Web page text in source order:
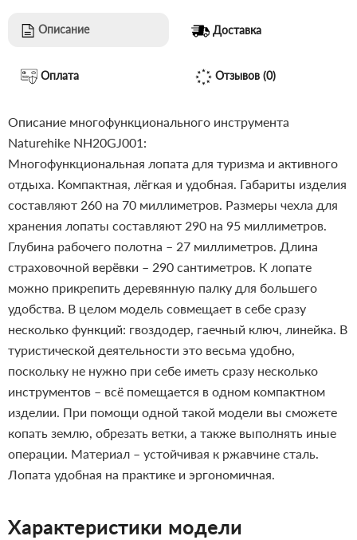
Описание Доставка
Оплата Отзывов (0)
Описание многофункционального инструмента
Naturehike NH20GJ001:
Многофункциональная лопата для туризма и активного
отдыха. Компактная, лёгкая и удобная. Габариты изделия
составляют 260 на 70 миллиметров. Размеры чехла для
хранения лопаты составляют 290 на 95 миллиметров.
Глубина рабочего полотна – 27 миллиметров. Длина
страховочной верёвки – 290 сантиметров. К лопате
можно прикрепить деревянную палку для большего
удобства. В целом модель совмещает в себе сразу
несколько функций: гвоздодер, гаечный ключ, линейка. В
туристической деятельности это весьма удобно,
поскольку не нужно при себе иметь сразу несколько
инструментов – всё помещается в одном компактном
изделии. При помощи одной такой модели вы сможете
копать землю, обрезать ветки, а также выполнять иные
операции. Материал – устойчивая к ржавчине сталь.
Лопата удобная на практике и эргономичная.
Характеристики модели